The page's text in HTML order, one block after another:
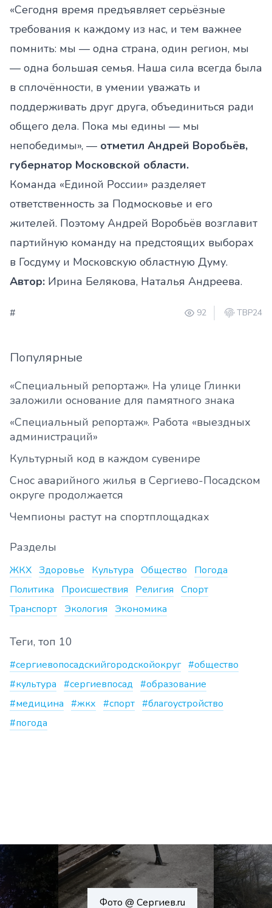
«Сегодня время предъявляет серьёзные
требования к каждому из нас, и тем важнее
помнить: мы — одна страна, один регион, мы
— одна большая семья. Наша сила всегда была
в сплочённости, в умении уважать и
поддерживать друг друга, объединиться ради
общего дела. Пока мы едины — мы
непобедимы», — отметил Андрей Воробьёв,
губернатор Московской области.
Команда «Единой России» разделяет
ответственность за Подмосковье и его
жителей. Поэтому Андрей Воробьёв возглавит
партийную команду на предстоящих выборах
в Госдуму и Московскую областную Думу.
Автор: Ирина Белякова, Наталья Андреева.
# 92 ТВР24
Популярные
«Специальный репортаж». На улице Глинки
заложили основание для памятного знака
«Специальный репортаж». Работа «выездных
администраций»
Культурный код в каждом сувенире
Снос аварийного жилья в Сергиево-Посадском
округе продолжается
Чемпионы растут на спортплощадках
Разделы
ЖКХ Здоровье Культура Общество
Погода
Политика
Происшествия Религия Спорт
Транспорт Экология Экономика
Теги, топ 10
#сергиевопосадскийгородскойокруг #общество
#культура #сергиевпосад #образование
#медицина #жкх #спорт #благоустройство
#погода
Фото @ Сергиев.ru